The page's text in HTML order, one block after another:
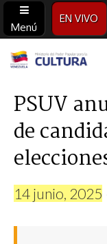
Menú
EN VIVO
Alba
96.3
FM
PSUV
de
14 junio, 2025